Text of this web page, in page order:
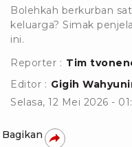
Bolehkah berkurban
keluarga? Simak
ini.
Reporter : Tim
Editor : Gigih
Selasa, 12 Mei 2026 -
Bagikan